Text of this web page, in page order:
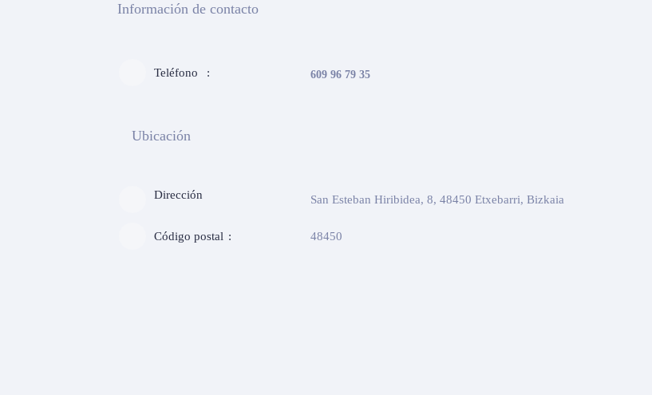
Información de contacto
Teléfono 609 96 79 35
Ubicación
Dirección San Esteban Hiribidea, 8, 48450 Etxebarri, Bizkaia
Código postal 48450